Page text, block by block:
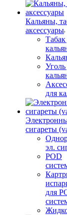
Кальяны,
аксессуары
Табак
Уголь
для
сигареты
эл.
POD
для